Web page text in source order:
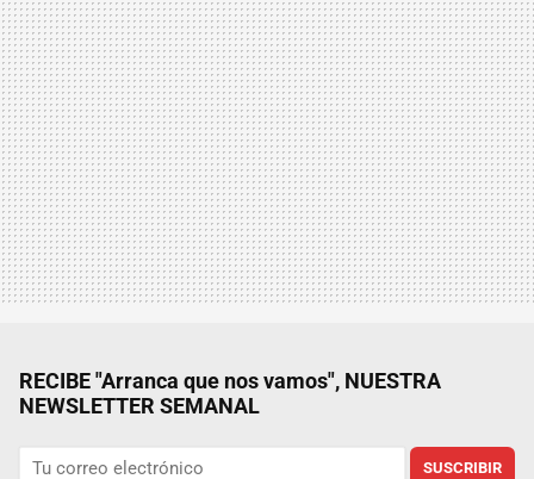
RECIBE "Arranca que nos vamos", NUESTRA
NEWSLETTER SEMANAL
SUSCRIBIR